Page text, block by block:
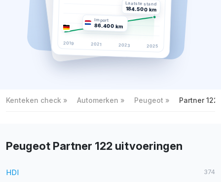
Laatste stand
184.500 km
Import
86.400 km
2019 2021 2023 2025
Kenteken check Automerken Peugeot Partner 122
Peugeot Partner 122 uitvoeringen
HDI 374